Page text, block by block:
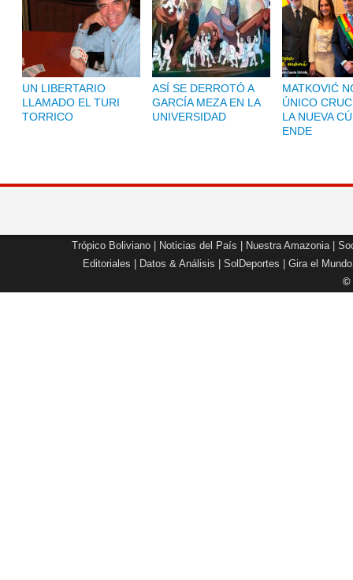
UN LIBERTARIO
LLAMADO EL TURI
TORRICO
ASÍ SE DERROTÓ A
GARCÍA MEZA EN LA
UNIVERSIDAD
MATKOVIĆ
ÚNICO
LA NUEVA
ENDE
Trópico Boliviano Noticias del País Nuestra Amazonia|
Editoriales
Datos & Análisis SolDeportes Gira el Mundo
©